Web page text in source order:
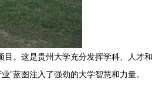
。这是贵州大学充分发挥学科、人才
”蓝图注入了强劲的大学智慧和力量。